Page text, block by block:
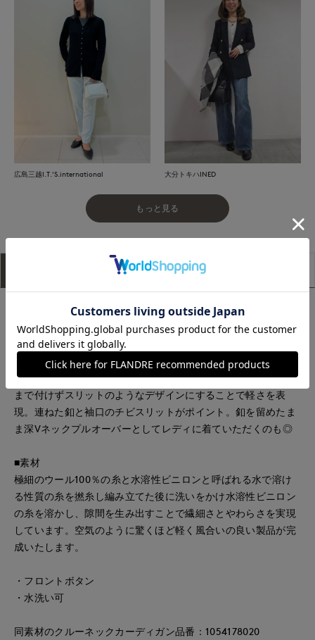
広島三越I.T.'S.international 大分トキハINED
もっと見る
サイズ詳細
ミドルヒップ丈のリブニットカーデ。細番手のウール100％の
糸と水溶性の糸を撚糸した糸と極細の透明糸を一緒に編み立
て、仕上げで水溶性の糸を溶かしています。透明糸を入れるこ
とで適度な張り感が生まれています。ミドル丈ですが、釦を下
まで付けずスリットのようなデザインにすることで軽さを表
現。連ねた釦と袖口のチビスリットがポイント。釦を留めたま
ま深Vネックプルオーバーとしてレディに着ていただくのも◎
■素材
極細のウール100％の糸と水溶性ビニロンと呼ばれる水で溶け
る性質の糸を撚糸し編み立てた後に洗いをかけ水溶性ビニロン
の糸を溶かし、隙間を生み出すことで繊細さとやわらさを実現
しています。空気のように驚くほど軽く風合いの良い製品が完
成いたします。
・フロントボタン
・水洗い可
同素材のクルーネックカーディガン品番：1054178020